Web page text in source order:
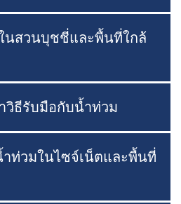
นสวนบุชชี่และพื้นที่ใกล้
ธีรับมือกับน้ำท่วม
ท่วมในไซจ์เน็ตและพื้นที่